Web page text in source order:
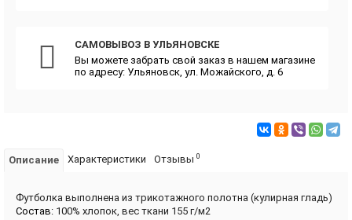
САМОВЫВОЗ В УЛЬЯНОВСКЕ
Вы можете забрать свой заказ в нашем магазине
по адресу: Ульяновск, ул. Можайского, д. 6
Описание Характеристики Отзывы 0
Футболка выполнена из трикотажного полотна (кулирная гладь)
Состав: 100% хлопок, вес ткани 155 г/м2